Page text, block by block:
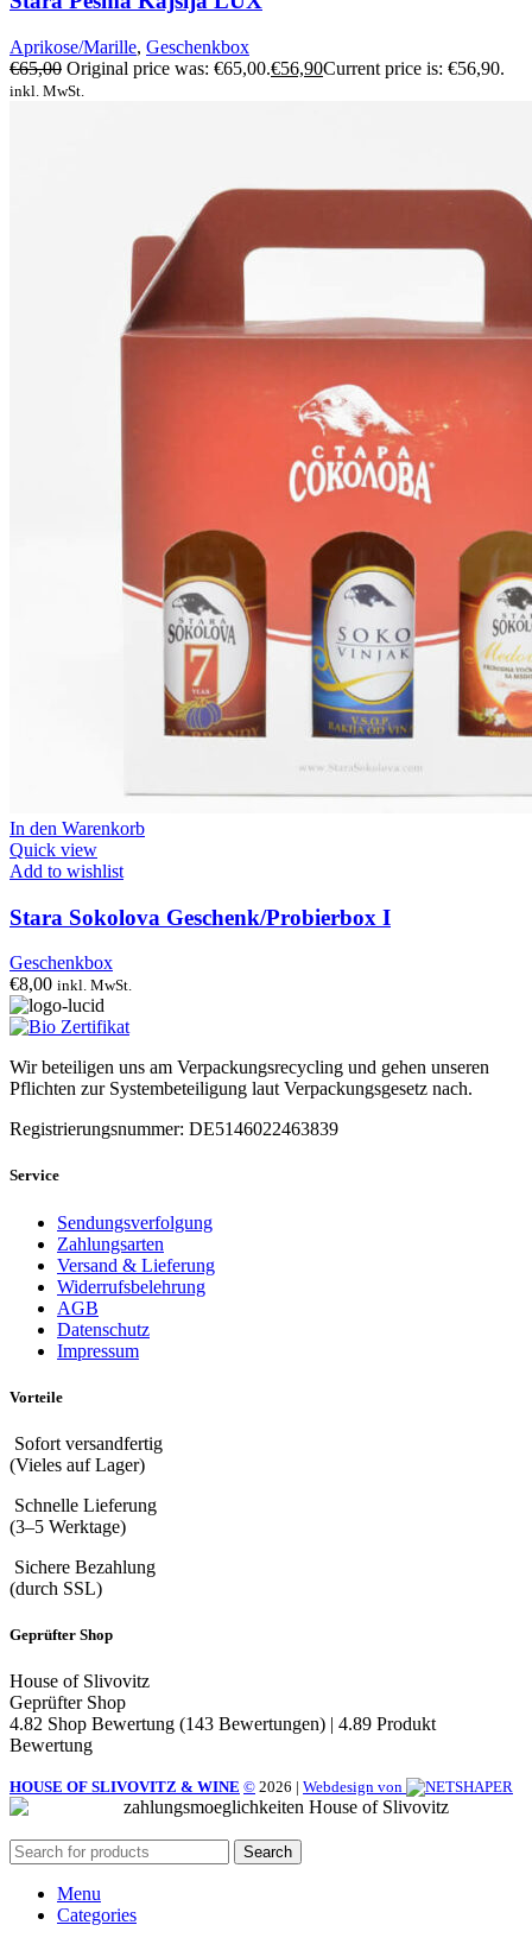
Aprikose/Marille, Geschenkbox
€65,00 Original price was: €65,00.€56,90Current price is: €56,90.
inkl. MwSt.
In den Warenkorb
Quick view
Add to wishlist
Stara Sokolova Geschenk/Probierbox I
Geschenkbox
€8,00 inkl. MwSt.
Wir beteiligen uns am Verpackungsrecycling und gehen unseren
Pflichten zur Systembeteiligung laut Verpackungsgesetz nach.
Registrierungsnummer: DE5146022463839
Service
Sendungsverfolgung
Zahlungsarten
Versand & Lieferung
Widerrufsbelehrung
AGB
Datenschutz
Impressum
Vorteile
Sofort versandfertig
(Vieles auf Lager)
Schnelle Lieferung
(3–5 Werktage)
Sichere Bezahlung
(durch SSL)
Geprüfter Shop
House of Slivovitz
Geprüfter Shop
4.82 Shop Bewertung (143 Bewertungen) | 4.89 Produkt
Bewertung
HOUSE OF SLIVOVITZ & WINE © 2026 | Webdesign von
Search
Menu
Categories